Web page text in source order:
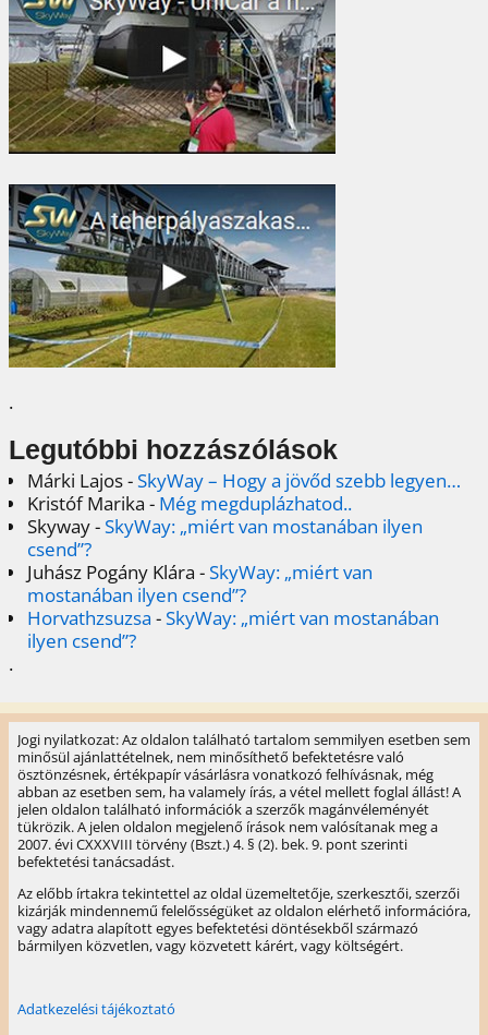
.
Legutóbbi hozzászólások
Márki Lajos-SkyWay – Hogy a jövőd szebb legyen…
Kristóf Marika - Még megduplázhatod..
Skyway-SkyWay: „miért van mostanában ilyen
csend”?
Juhász Pogány Klára -SkyWay: „miért van
mostanában ilyen csend”?
Horvathzsuzsa -SkyWay: „miért van mostanában
ilyen csend”?
.
Jogi nyilatkozat: Az oldalon található tartalom semmilyen esetben sem
minősül ajánlattételnek, nem minősíthető befektetésre való
ösztönzésnek, értékpapír vásárlásra vonatkozó felhívásnak, még
abban az esetben sem, ha valamely írás, a vétel mellett foglal állást! A
jelen oldalon található információk a szerzők magánvéleményét
tükrözik. A jelen oldalon megjelenő írások nem valósítanak meg a
2007. évi CXXXVIII törvény (Bszt.) 4. § (2). bek. 9. pont szerinti
befektetési tanácsadást.
Az előbb írtakra tekintettel az oldal üzemeltetője, szerkesztői, szerzői
kizárják mindennemű felelősségüket az oldalon elérhető információra,
vagy adatra alapított egyes befektetési döntésekből származó
bármilyen közvetlen, vagy közvetett kárért, vagy költségért.
Adatkezelési tájékoztató